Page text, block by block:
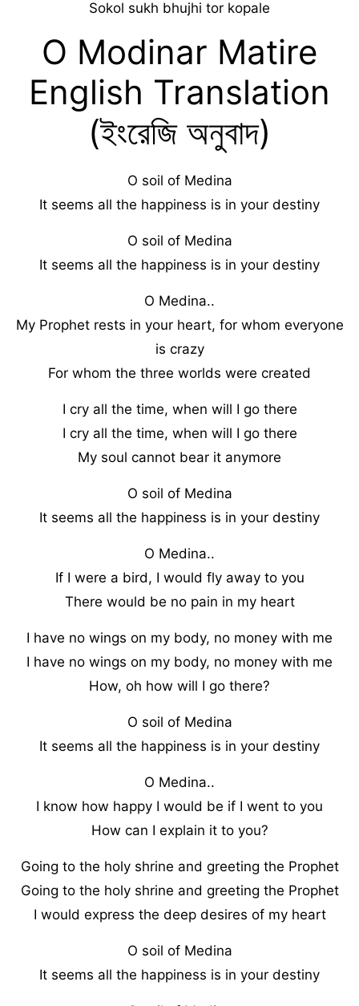
Sokol sukh bhujhi tor kopale
O Modinar Matire
English Translation
(ইংরেজি অনুবাদ)
O soil of Medina
It seems all the happiness is in your destiny
O soil of Medina
It seems all the happiness is in your destiny
O Medina..
My Prophet rests in your heart, for whom everyone
is crazy
For whom the three worlds were created
I cry all the time, when will I go there
I cry all the time, when will I go there
My soul cannot bear it anymore
O soil of Medina
It seems all the happiness is in your destiny
O Medina..
If I were a bird, I would fly away to you
There would be no pain in my heart
I have no wings on my body, no money with me
I have no wings on my body, no money with me
How, oh how will I go there?
O soil of Medina
It seems all the happiness is in your destiny
O Medina..
I know how happy I would be if I went to you
How can I explain it to you?
Going to the holy shrine and greeting the Prophet
Going to the holy shrine and greeting the Prophet
I would express the deep desires of my heart
O soil of Medina
It seems all the happiness is in your destiny